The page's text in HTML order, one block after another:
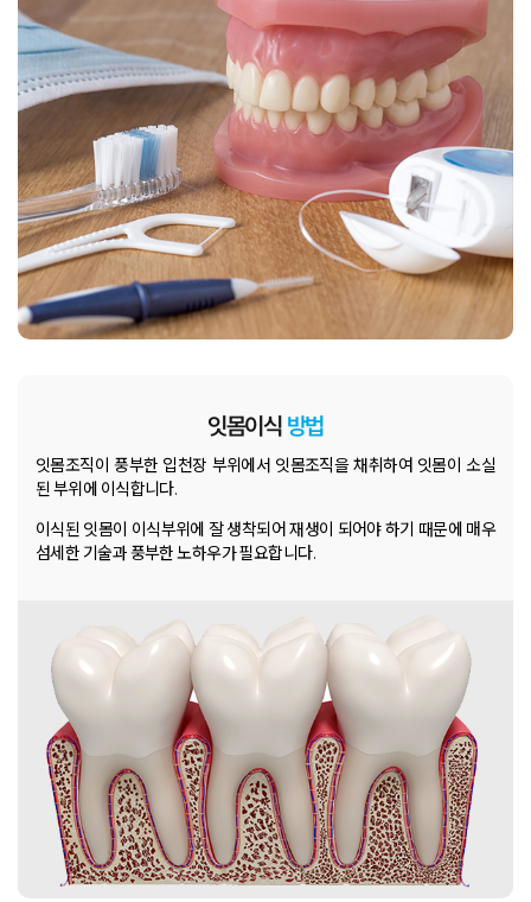
잇몸이식 방법
잇몸조직이 풍부한 입천장 부위에서 잇몸조직을 채취하여 잇몸이 소실
된 부위에 이식합니다.
이식된 잇몸이 이식부위에 잘 생착되어 재생이 되어야 하기 때문에 매우
섬세한 기술과 풍부한 노하우가 필요합니다.